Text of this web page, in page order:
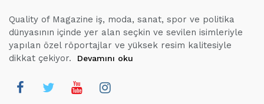
Quality of Magazine iş, moda, sanat, spor ve politika
dünyasının içinde yer alan seçkin ve sevilen isimleriyle
yapılan özel röportajlar ve yüksek resim kalitesiyle
dikkat çekiyor.
Devamını oku